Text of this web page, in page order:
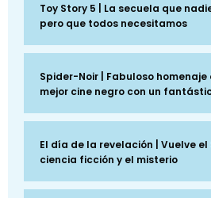
Toy Story 5 | La secuela que
pero que todos necesitamos
Spider-Noir | Fabuloso
mejor cine negro con un
El día de la revelación | Vuelve
ciencia ficción y el misterio